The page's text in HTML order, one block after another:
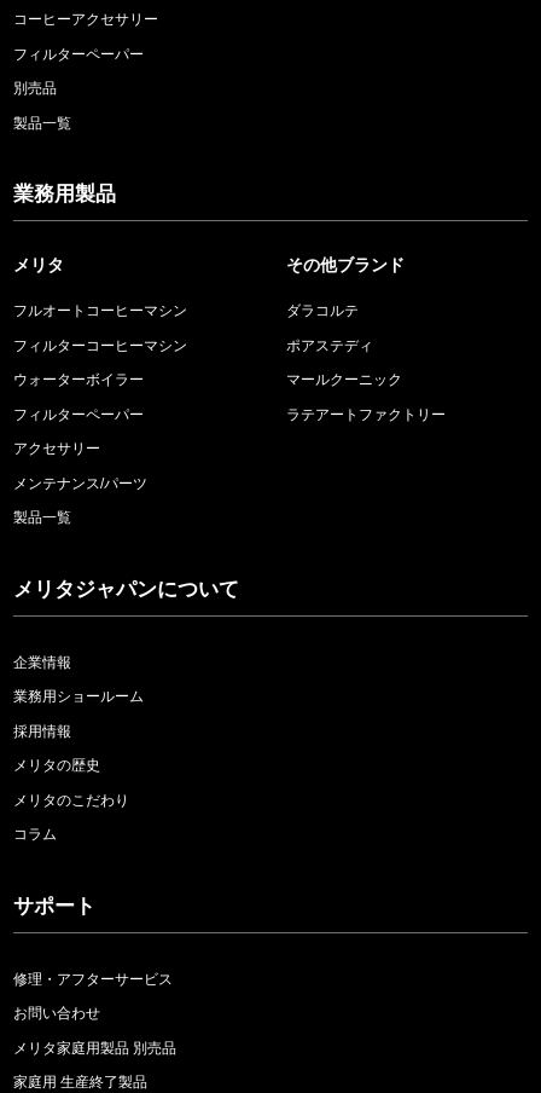
コーヒーアクセサリー
フィルターペーパー
別売品
製品一覧
業務用製品
メリタ
フルオートコーヒーマシン
フィルターコーヒーマシン
ウォーターボイラー
フィルターペーパー
アクセサリー
メンテナンス/パーツ
製品一覧
その他ブランド
ダラコルテ
ポアステディ
マールクーニック
ラテアートファクトリー
メリタジャパンについて
企業情報
業務用ショールーム
採用情報
メリタの歴史
メリタのこだわり
コラム
サポート
修理・アフターサービス
お問い合わせ
メリタ家庭用製品 別売品
家庭用 生産終了製品